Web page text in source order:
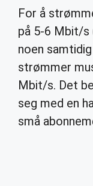
For å
på 5-6 Mbit/s
noen
strømmer
Mbit/s. Det
seg med en
små